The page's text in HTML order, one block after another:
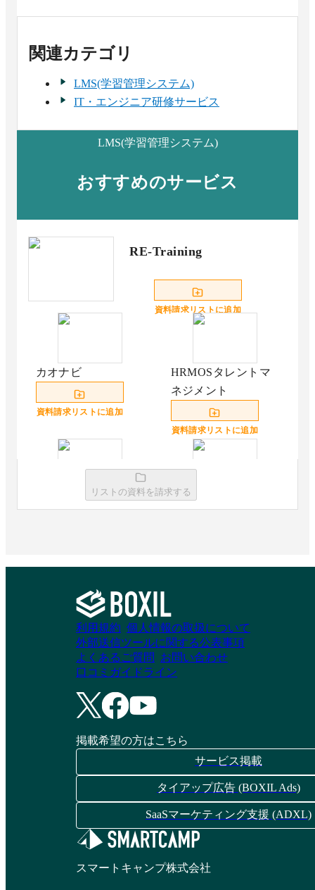
関連カテゴリ
LMS(学習管理システム)
IT・エンジニア研修サービス
LMS(学習管理システム)
おすすめのサービス
RE-Training
資料請求リストに追加
カオナビ
資料請求リストに追加
HRMOSタレントマ
ネジメント
資料請求リストに追加
UIshare（ユーアイシ
SmartHRタレントマ
Cloud Campus
資料請求リストに追加
LearnO
資料請求リストに追加
メディア博士
資料請求リストに追加
ド）
資料請求リストに追加
リストの資料を請求する
利用規約 個人情報の取扱について
外部送信ツールに関する公表事項
よくあるご質問
お問い合わせ
口コミガイドライン
掲載希望の方はこちら
サービス掲載
タイアップ広告 (BOXIL Ads)
SaaSマーケティング支援 (ADXL)
スマートキャンプ株式会社